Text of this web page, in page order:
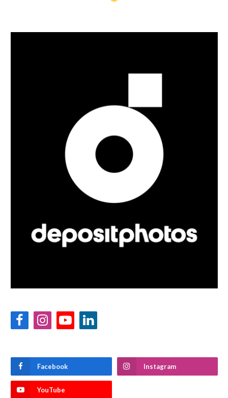
FacebookInstagramYouTubeLinkedIn
Facebook Instagram
YouTube